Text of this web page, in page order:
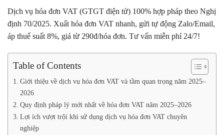
Dịch vụ hóa đơn VAT (GTGT điện tử) 100% hợp pháp theo Nghị
định 70/2025. Xuất hóa đơn VAT nhanh, gửi tự động Zalo/Email,
áp thuế suất 8%, giá từ 290đ/hóa đơn. Tư vấn miễn phí 24/7!
Table of Contents
Giới thiệu về dịch vụ hóa đơn VAT và tầm quan trọng năm 2025–
2026
Quy định pháp lý mới nhất về hóa đơn VAT năm 2025–2026
Lợi ích vượt trội khi sử dụng dịch vụ hóa đơn VAT chuyên
nghiệp